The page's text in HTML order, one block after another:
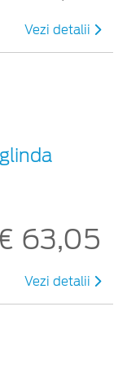
Vezi detalii
63,05
Vezi detalii